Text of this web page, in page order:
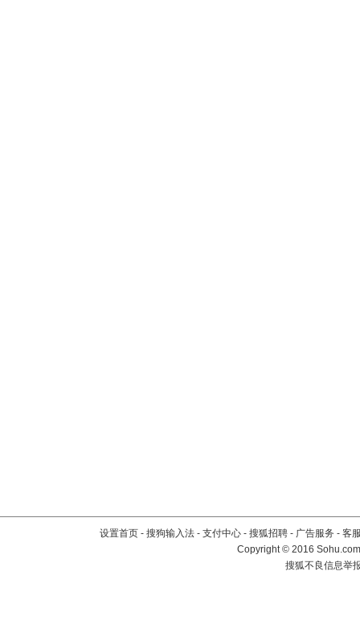
设置首页 - 搜狗输入法 - 支付中心 - 搜狐招聘 - 广告服务 - 客
Copyright©2016
搜狐不良信息举